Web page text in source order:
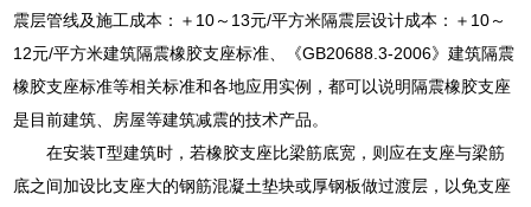
震层管线及施工成本：＋10～13元/平方米隔震层设计成本：＋10～
12元/平方米建筑隔震橡胶支座标准、《GB20688.3-2006》建筑隔震
橡胶支座标准等相关标准和各地应用实例，都可以说明隔震橡胶支座
是目前建筑、房屋等建筑减震的技术产品。
在安装T型建筑时，若橡胶支座比梁筋底宽，则应在支座与梁筋
底之间加设比支座大的钢筋混凝土垫块或厚钢板做过渡层，以免支座